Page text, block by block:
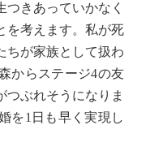
つきあっていかなく
を考えます。私が死
ちが家族として扱わ
からステージ4の友
つぶれそうになりま
を1日も早く実現し